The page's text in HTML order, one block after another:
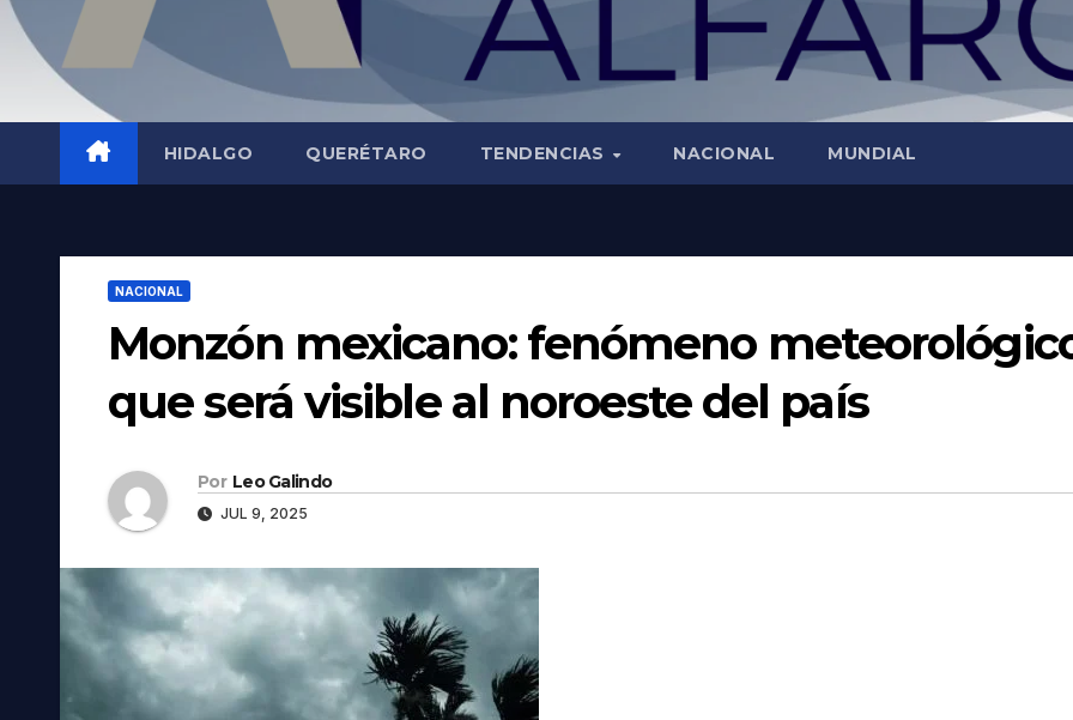
HIDALGO QUERÉTARO TENDENCIAS NACIONAL MUNDIAL
NACIONAL
Monzón mexicano: fenómeno
que será visible al noroeste del país
Por Leo Galindo
JUL 9, 2025